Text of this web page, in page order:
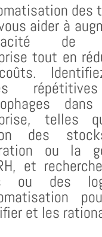
des
aider à
de
tout en
telles
des
ou la
et
ou des
et les